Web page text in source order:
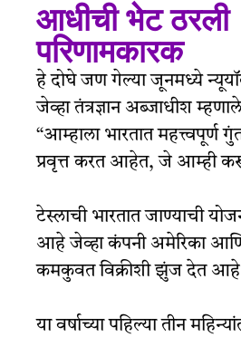
आधीची भेट ठरली
परिणामकारक
हे दोघे जण गेल्या जूनमध्ये
जेव्हा तंत्रज्ञान अब्जाधीश म्हणाले
“आम्हाला भारतात महत्त्वपूर्ण
प्रवृत्त करत आहेत, जे आम्ही करू
टेस्लाची भारतात जाण्याची
आहे जेव्हा कंपनी अमेरिका
कमकुवत विक्रीशी झुंज देत
या वर्षाच्या पहिल्या तीन